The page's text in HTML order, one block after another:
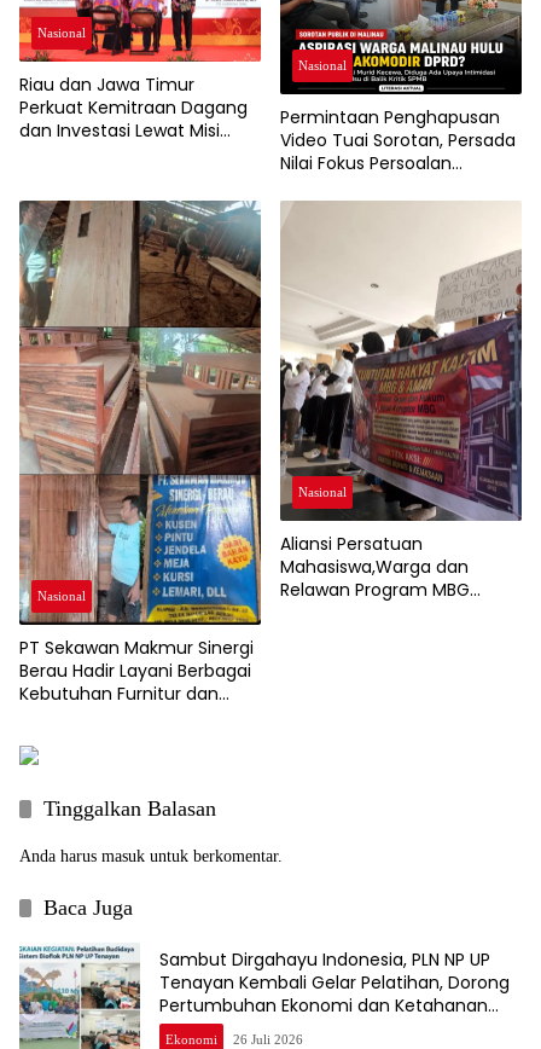
Nasional
Riau dan Jawa Timur
Perkuat Kemitraan Dagang
dan Investasi Lewat Misi
Nasional
Permintaan Penghapusan
Video Tuai Sorotan, Persada
Nilai Fokus Persoalan
Soal SPMB
Nasional
PT Sekawan Makmur Sinergi
Berau Hadir Layani Berbagai
Kebutuhan Furnitur dan
Nasional
Aliansi Persatuan
Mahasiswa,Warga dan
Relawan Program MBG
Tinggalkan Balasan
Anda harus masuk untuk berkomentar.
Baca Juga
Sambut Dirgahayu Indonesia, PLN NP UP
Tenayan Kembali Gelar Pelatihan, Dorong
Pertumbuhan Ekonomi dan Ketahanan
Pangan Warga
Ekonomi 26 Juli 2026